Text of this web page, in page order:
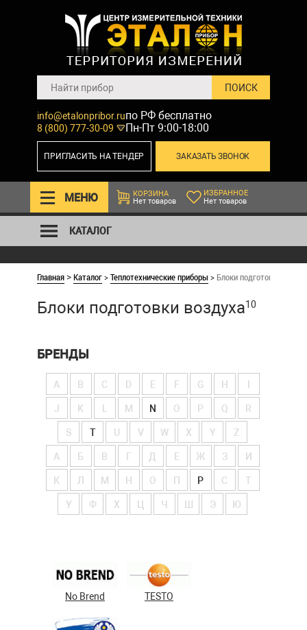
info@etalonpribor.ru
8 (800) 777-30-09
по РФ бесплатно
Пн-Пт 9:00-18:00
ЗАКАЗАТЬ ЗВОНОК
ПРИГЛАСИТЬ НА ТЕНДЕР
МЕНЮ
КОРЗИНА
Нет товаров
ИЗБРАННОЕ
Нет товаров
КАТАЛОГ
Главная >Каталог>Теплотехнические приборы > Блоки подготовки
Блоки подготовки воздуха10
БРЕНДЫ
A B C D E F G H
J K M N O P Q R
S T V W X Y Z
А Б В Г Д Е Ж З И
К Л М Н О П Р С Т
У Ф Х Ч Э Ю
No Brend TESTO